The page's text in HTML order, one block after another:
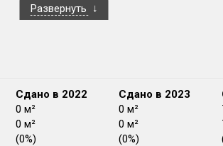
Развернуть
Сдано в 2022
0 м²
0 м²
(0%)
Сдано в 2023
0 м²
0 м²
(0%)